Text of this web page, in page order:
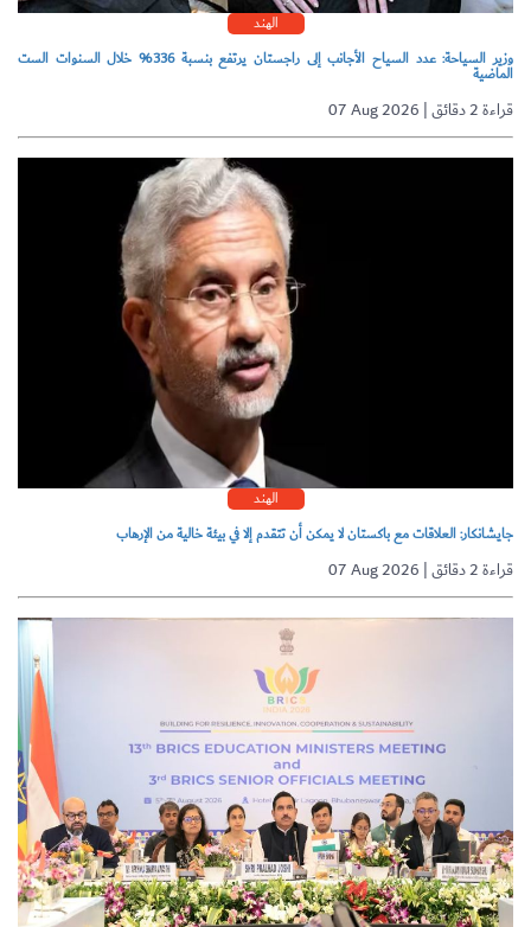
الهند
وزير السياحة: عدد السياح الأجانب إلى راجستان يرتفع بنسبة 336% خلال السنوات الست
الماضية
07 Aug 2026 | قراءة 2 دقائق
الهند
جايشانكار: العلاقات مع باكستان لا يمكن أن تتقدم إلا في بيئة خالية من الإرهاب
07 Aug 2026 | قراءة 2 دقائق